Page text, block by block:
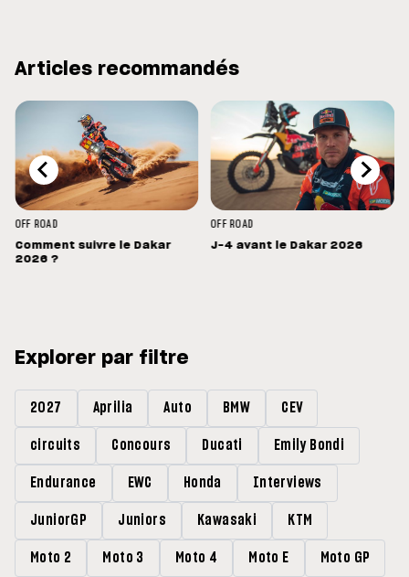
Articles recommandés
OFF ROAD
Comment suivre le Dakar
2026 ?
OFF ROAD
J-4 avant le Dakar 2026
Explorer par filtre
2027 Aprilia Auto BMW CEV
circuits Concours Ducati Emily Bondi
Endurance EWC Honda Interviews
JuniorGP Juniors Kawasaki KTM
Moto 2 Moto 3 Moto 4 Moto E Moto GP